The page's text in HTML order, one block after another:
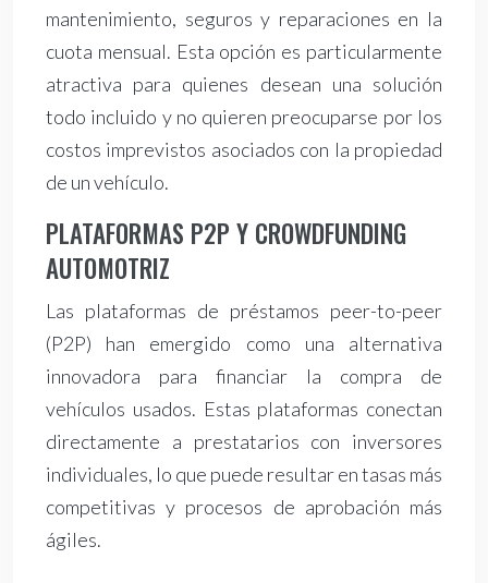
mantenimiento, seguros y reparaciones en la
cuota mensual. Esta opción es particularmente
atractiva para quienes desean una solución
todo incluido y no quieren preocuparse por los
costos imprevistos asociados con la propiedad
de un vehículo.
PLATAFORMAS P2P Y CROWDFUNDING
AUTOMOTRIZ
Las plataformas de préstamos peer-to-peer
(P2P) han emergido como una alternativa
innovadora para financiar la compra de
vehículos usados. Estas plataformas conectan
directamente a prestatarios con inversores
individuales, lo que puede resultar en tasas más
competitivas y procesos de aprobación más
ágiles.